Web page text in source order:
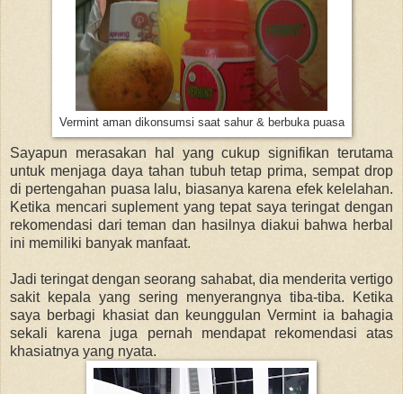
Vermint aman dikonsumsi saat sahur & berbuka puasa
Sayapun merasakan hal yang cukup signifikan terutama
untuk menjaga daya tahan tubuh tetap prima, sempat drop
di pertengahan puasa lalu, biasanya karena efek kelelahan.
Ketika mencari suplement yang tepat saya teringat dengan
rekomendasi dari teman dan hasilnya diakui bahwa herbal
ini memiliki banyak manfaat.
Jadi teringat dengan seorang sahabat, dia menderita vertigo
sakit kepala yang sering menyerangnya tiba-tiba. Ketika
saya berbagi khasiat dan keunggulan Vermint ia bahagia
sekali karena juga pernah mendapat rekomendasi atas
khasiatnya yang nyata.